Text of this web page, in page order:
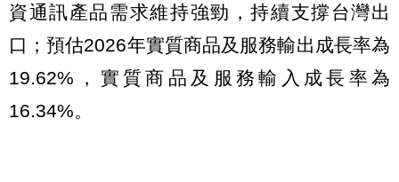
資通訊產品需求維持強勁，持續支撐台灣出
口；預估2026年實質商品及服務輸出成長率為
19.62%，實質商品及服務輸入成長率為
16.34%。